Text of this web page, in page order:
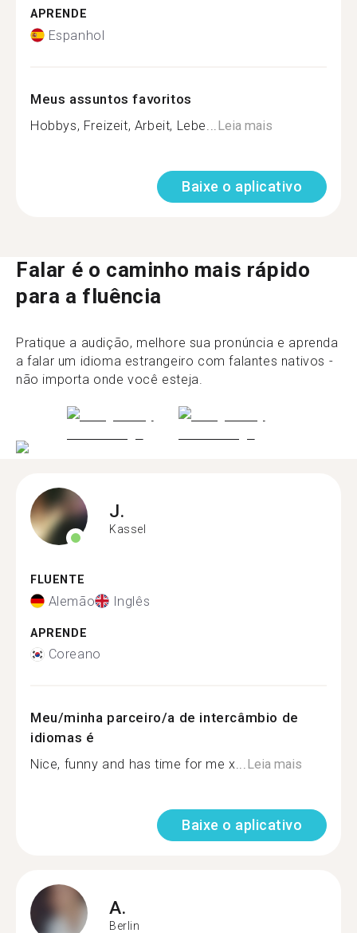
APRENDE
Espanhol
Meus assuntos favoritos
Hobbys, Freizeit, Arbeit, Lebe... Leia mais
Baixe o aplicativo
Falar é o caminho mais rápido
para a fluência
Pratique a audição, melhore sua pronúncia e aprenda
a falar um idioma estrangeiro com falantes nativos -
não importa onde você esteja.
J.
Kassel
FLUENTE
Alemão Inglês
APRENDE
Coreano
Meu/minha parceiro/a de intercâmbio de
idiomas é
Nice, funny and has time for me x...Leia mais
Baixe o aplicativo
A.
Berlin